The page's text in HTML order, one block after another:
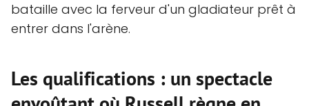
bataille avec la ferveur d'un gladiateur prêt à
entrer dans l'arène.
Les qualifications : un spectacle